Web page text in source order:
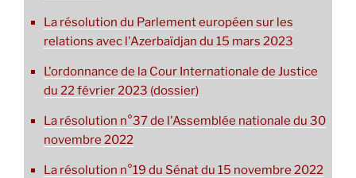
La résolution du Parlement européen sur les
relations avec l'Azerbaïdjan du 15 mars 2023
L'ordonnance de la Cour Internationale de Justice
du 22 février 2023 (dossier)
La résolution n°37 de l'Assemblée nationale du 30
novembre 2022
La résolution n°19 du Sénat du 15 novembre 2022